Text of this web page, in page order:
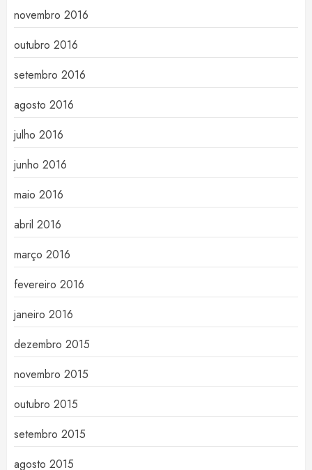
novembro 2016
outubro 2016
setembro 2016
agosto 2016
julho 2016
junho 2016
maio 2016
abril 2016
março 2016
fevereiro 2016
janeiro 2016
dezembro 2015
novembro 2015
outubro 2015
setembro 2015
agosto 2015